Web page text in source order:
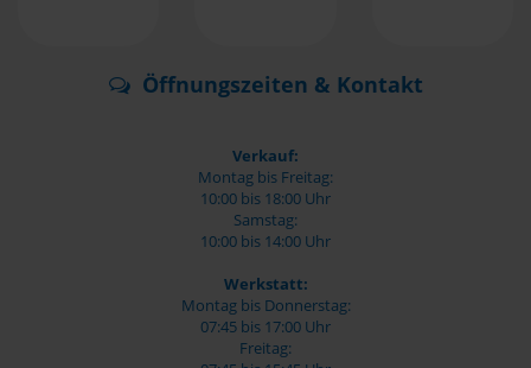
Öffnungszeiten & Kontakt
Verkauf:
Montag bis Freitag:
10:00 bis 18:00 Uhr
Samstag:
10:00 bis 14:00 Uhr
Werkstatt:
Montag bis Donnerstag:
07:45 bis 17:00 Uhr
Freitag: